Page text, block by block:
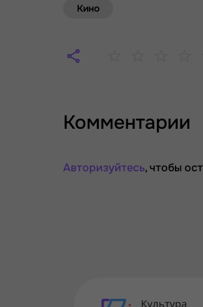
Кино
Комментарии
Авторизуйтесь, чтобы